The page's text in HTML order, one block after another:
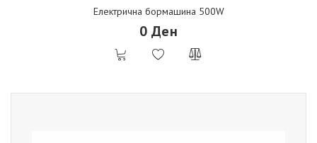
Електрична бормашина 500W
0 Ден